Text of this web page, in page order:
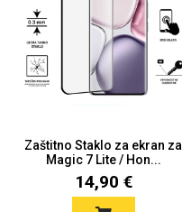
Zaštitno Staklo za ekran za
Magic 7 Lite / Hon...
14,90 €